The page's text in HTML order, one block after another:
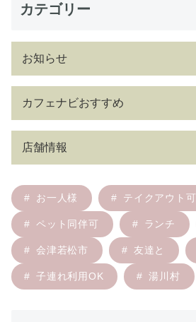
カテゴリー
お知らせ
カフェナビおすすめ
店舗情報
お一人様 テイクアウト可
ペット同伴可 ランチ
会津若松市 友達と
子連れ利用OK 湯川村